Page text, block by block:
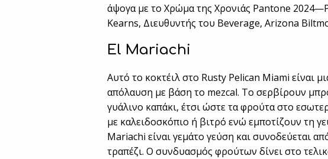
άψογα με το Χρώμα της Χρονιάς Pantone
Kearns, Διευθυντής του Beverage, Arizona
El Mariachi
Αυτό το κοκτέιλ στο Rusty Pelican Miami είναι
απόλαυση με βάση το mezcal. Το σερβίρουν
γυάλινο καπάκι, έτσι ώστε τα φρούτα στο
με καλειδοσκόπιο ή βιτρό ενώ εμποτίζουν τη
Mariachi είναι γεμάτο γεύση και συνοδεύεται
τραπέζι. Ο συνδυασμός φρούτων δίνει στο